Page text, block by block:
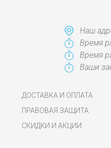
Наш
Время
Время
Ваши
ДОСТАВКА И ОПЛАТА
ПРАВОВАЯ ЗАЩИТА
СКИДКИ И АКЦИИ